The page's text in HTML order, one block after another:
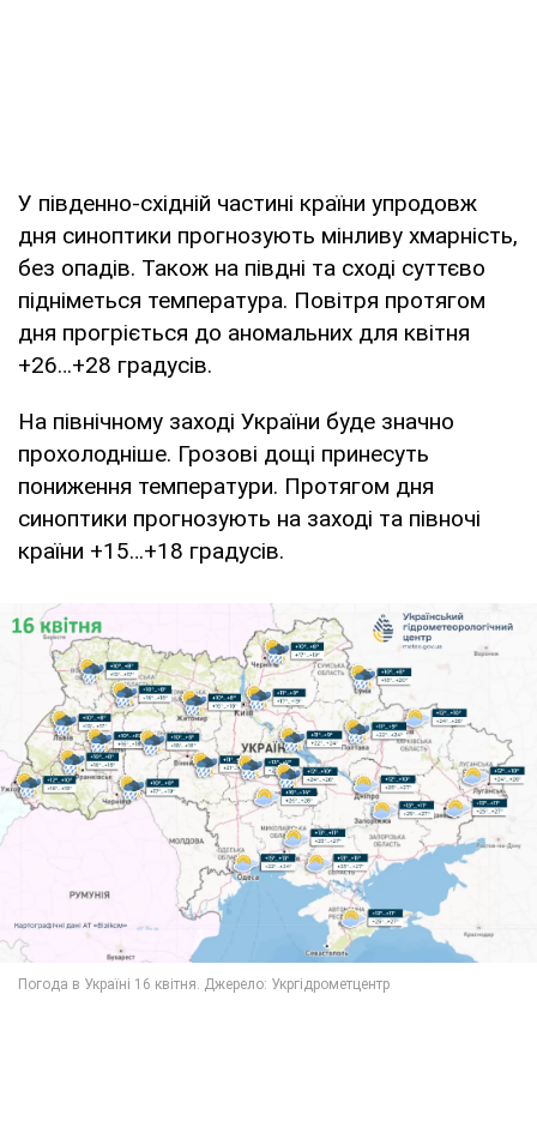
У південно-східній частині країни упродовж
дня синоптики прогнозують мінливу хмарність,
без опадів. Також на півдні та сході суттєво
підніметься температура. Повітря протягом
дня прогріється до аномальних для квітня
+26…+28 градусів.
На північному заході України буде значно
прохолодніше. Грозові дощі принесуть
пониження температури. Протягом дня
синоптики прогнозують на заході та півночі
країни +15…+18 градусів.